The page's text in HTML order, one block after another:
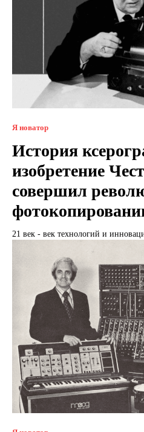
Я новатор
История
изобретение
совершил
21 век - век технологий и